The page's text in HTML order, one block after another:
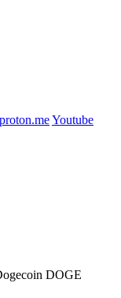
Youtube
DOGE